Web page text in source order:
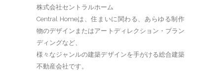
株式会社セントラルホーム
Central Homeは、住まいに関わる、あらゆる制作
物のデザインまたはアートディレクション・ブラン
ディングなど、
様々なジャンルの建築デザインを手がける総合建築
不動産会社です。